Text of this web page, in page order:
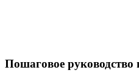
Пошаговое